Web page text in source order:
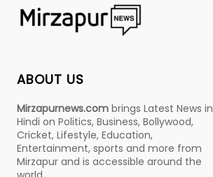
ABOUT US
Mirzapurnews.com brings Latest News in
Hindi on Politics, Business, Bollywood,
Cricket, Lifestyle, Education,
Entertainment, sports and more from
Mirzapur and is accessible around the